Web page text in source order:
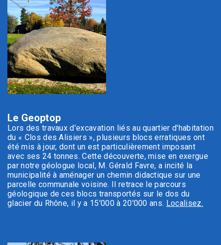
Le Geoptop
Lors des travaux d'excavation liés au quartier d'habitation
du « Clos des Alisiers », plusieurs blocs erratiques ont
été mis à jour, dont un est particulièrement imposant
avec ses 24 tonnes. Cette découverte, mise en exergue
par notre géologue local, M. Gérald Favre, a incité la
municipalité à aménager un chemin didactique sur une
parcelle communale voisine. Il retrace le parcours
géologique de ces blocs transportés sur le dos du
glacier du Rhône, il y a 15'000 à 20'000 ans. Localisez.